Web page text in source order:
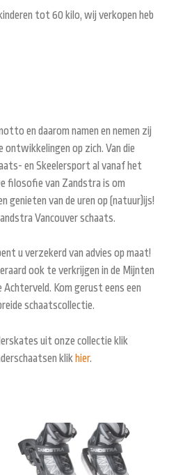
tot 60 kilo, wij verkopen heb
en daarom namen en nemen zij
ontwikkelingen op zich. Van die
en Skeelersport al vanaf het
filosofie van Zandstra is om
genieten van de uren op (natuur)ijs!
Vancouver schaats.
u verzekerd van advies op maat!
ook te verkrijgen in de Mijnten
Kom gerust eens een
schaatscollectie.
uit onze collectie klik
klik hier.